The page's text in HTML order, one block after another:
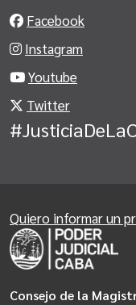
Facebook
Instagram
Youtube
Twitter
Consejo de la
Quiero informar un